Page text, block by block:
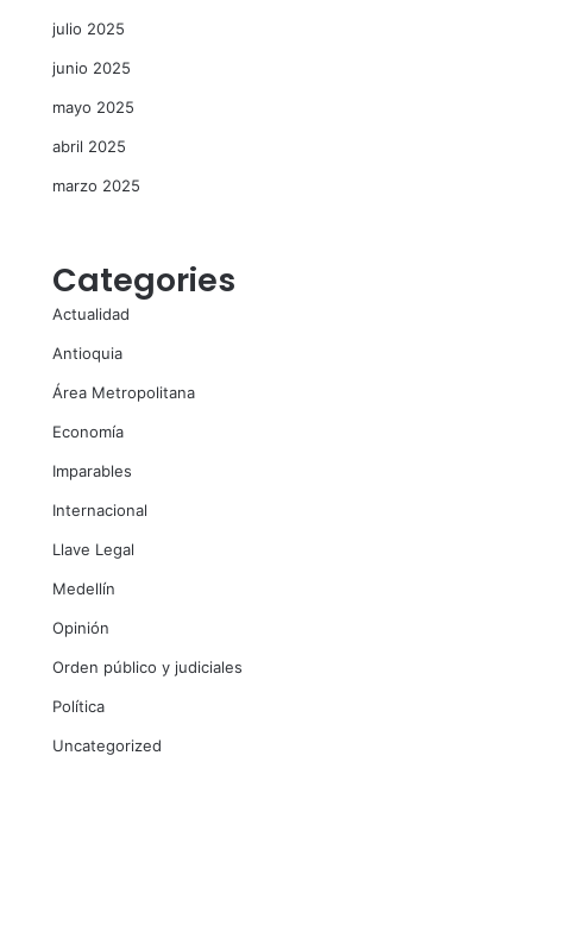
julio 2025
junio 2025
mayo 2025
abril 2025
marzo 2025
Categories
Actualidad
Antioquia
Área Metropolitana
Economía
Imparables
Internacional
Llave Legal
Medellín
Opinión
Orden público y judiciales
Política
Uncategorized